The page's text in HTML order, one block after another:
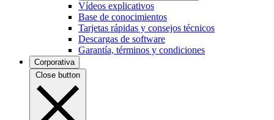
Vídeos explicativos
Base de conocimientos
Tarjetas rápidas y consejos técnicos
Descargas de software
Garantía, términos y condiciones
Corporativa
Close button